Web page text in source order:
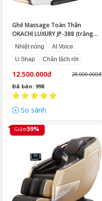
Ghế Massage Toàn Thân
OKACHI LUXURY JP-388 (trắng
nâu)
Nhiệt nóng
AI Voice
U Shap
Chân tách rời
12.500.000đ
28.000.000đ
Đã bán: 998
So sánh
Giảm59%